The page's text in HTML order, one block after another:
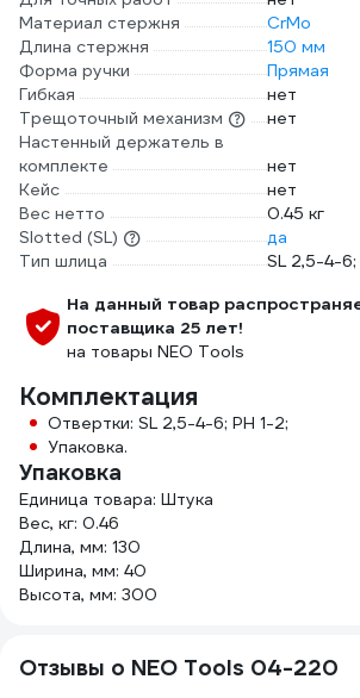
Материал стержня
CrMo
Длина стержня
150 мм
Форма ручки
Прямая
Гибкая
нет
Трещоточный механизм
нет
Настенный держатель в
комплекте
нет
Кейс
нет
Вес нетто
0.45 кг
Slotted (SL)
да
Тип шлица
SL 2,5-4-6;
На данный товар
поставщика 25 лет!
на товары NEO Tools
Комплектация
Отвертки: SL 2,5-4-6; PH 1-2;
Упаковка.
Упаковка
Единица товара: Штука
Вес, кг: 0.46
Длина, мм: 130
Ширина, мм: 40
Высота, мм: 300
Отзывы о NEO Tools 04-220